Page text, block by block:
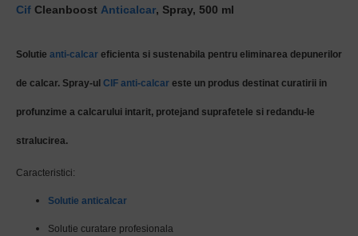
Cif Cleanboost Anticalcar, Spray, 500 ml
Solutie anti-calcar eficienta si sustenabila pentru eliminarea depunerilor
de calcar. Spray-ul CIF anti-calcar este un produs destinat curatirii in
profunzime a calcarului intarit, protejand suprafetele si redandu-le
stralucirea.
Caracteristici:
Solutie anticalcar
Solutie curatare profesionala